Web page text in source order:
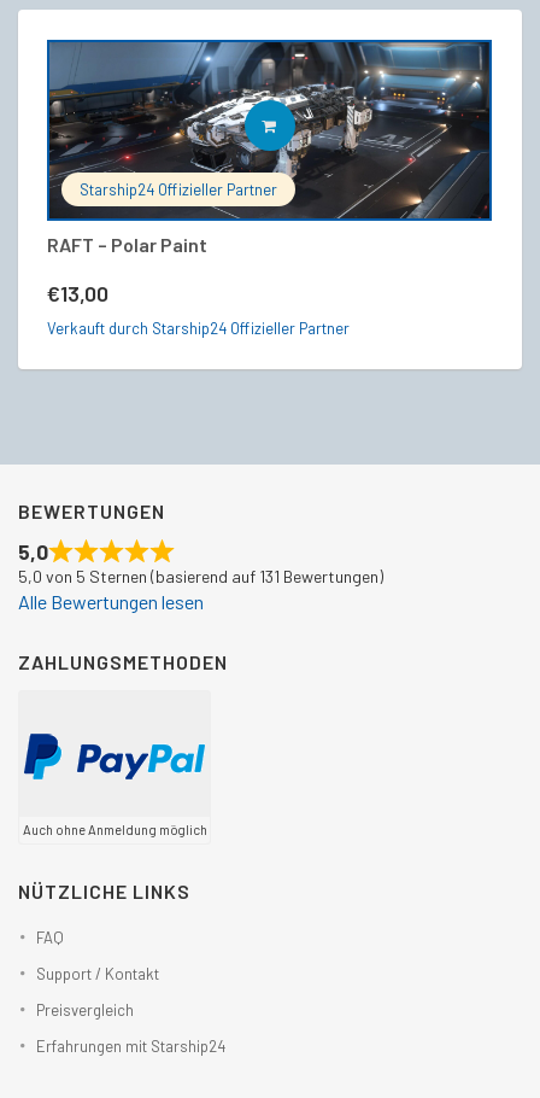
Starship24 Offizieller Partner
RAFT – Polar Paint
€13,00
IN DEN WARENKORB
Verkauft durch Starship24 Offizieller Partner
BEWERTUNGEN
5,0
5,0 von 5 Sternen (basierend auf 131 Bewertungen)
Alle Bewertungen lesen
ZAHLUNGSMETHODEN
Auch ohne Anmeldung möglich
NÜTZLICHE LINKS
FAQ
Support / Kontakt
Preisvergleich
Erfahrungen mit Starship24